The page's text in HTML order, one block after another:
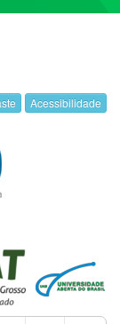
Acessibilidade